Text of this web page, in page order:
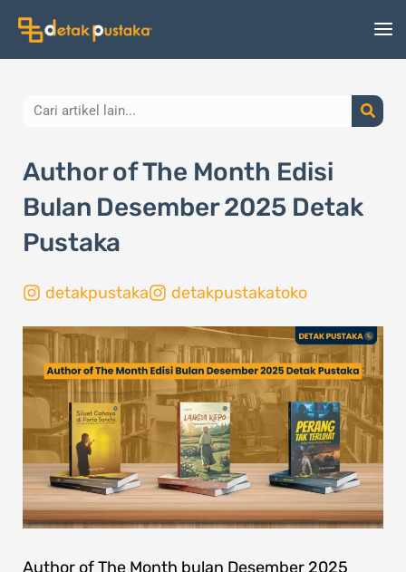
Lewati
Search
Author of The Month Edisi
Bulan Desember 2025 Detak
Pustaka
detakpustaka detakpustakatoko
Author of The Month bulan Desember 2025